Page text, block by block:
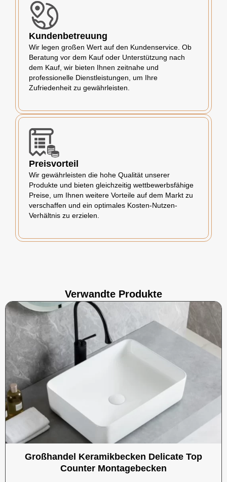
Kundenbetreuung
Wir legen großen Wert auf den Kundenservice. Ob
Beratung vor dem Kauf oder Unterstützung nach
dem Kauf, wir bieten Ihnen zeitnahe und
professionelle Dienstleistungen, um Ihre
Zufriedenheit zu gewährleisten.
Preisvorteil
Wir gewährleisten die hohe Qualität unserer
Produkte und bieten gleichzeitig wettbewerbsfähige
Preise, um Ihnen weitere Vorteile auf dem Markt zu
verschaffen und ein optimales Kosten-Nutzen-
Verhältnis zu erzielen.
Verwandte Produkte
Großhandel Keramikbecken Delicate Top
Counter Montagebecken